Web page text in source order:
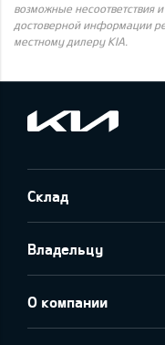
возможные несоответствия
достоверной информации
местному дилеру KIA.
Cклад
Владельцу
О компании